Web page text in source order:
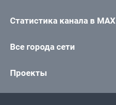
Статистика канала в MAX
Все города сети
Проекты